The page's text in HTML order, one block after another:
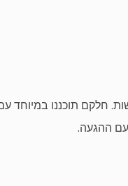
חלקם תוכננו במיוחד
עם ההגעה.